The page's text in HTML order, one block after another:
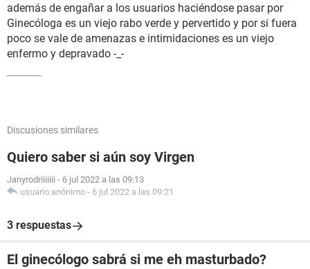
además de engañar a los usuarios haciéndose pasar por
Ginecóloga es un viejo rabo verde y pervertido y por si fuera
poco se vale de amenazas e intimidaciones es un viejo
enfermo y depravado -_-
Discusiones similares
Quiero saber si aún soy Virgen
Janyrodriiiiiii - 6 jul 2022 a las 09:13
usuario anónimo - 6 jul 2022 a las 09:21
3 respuestas
El ginecólogo sabrá si me eh masturbado?